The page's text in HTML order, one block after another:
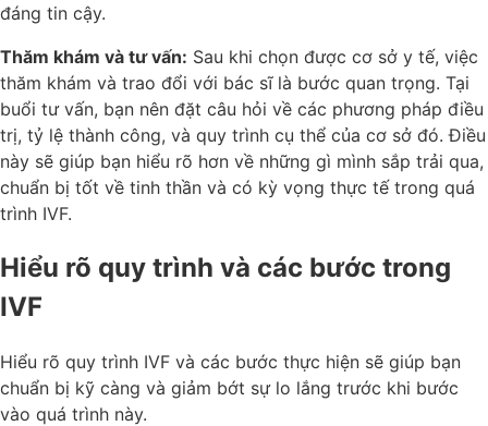
đáng tin cậy.
Thăm khám và tư vấn: Sau khi chọn được cơ sở y tế, việc
thăm khám và trao đổi với bác sĩ là bước quan trọng. Tại
buổi tư vấn, bạn nên đặt câu hỏi về các phương pháp điều
trị, tỷ lệ thành công, và quy trình cụ thể của cơ sở đó. Điều
này sẽ giúp bạn hiểu rõ hơn về những gì mình sắp trải qua,
chuẩn bị tốt về tinh thần và có kỳ vọng thực tế trong quá
trình IVF.
Hiểu rõ quy trình và các bước trong
IVF
Hiểu rõ quy trình IVF và các bước thực hiện sẽ giúp bạn
chuẩn bị kỹ càng và giảm bớt sự lo lắng trước khi bước
vào quá trình này.